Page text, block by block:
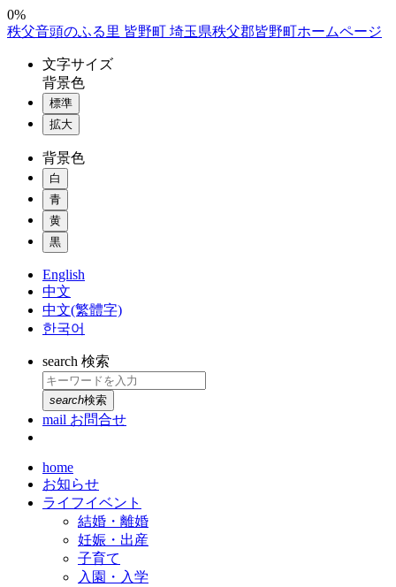
コ
ン
0%
秩父音頭のふる里 皆野町 埼玉県秩父郡皆野町ホームページ
文字サイズ
背景色
標準
拡大
背景色
白
青
黄
黒
English
中文
中文(繁體字)
한국어
search 検索
search検索
mail お問合せ
home
お知らせ
ライフイベント
結婚・離婚
妊娠・出産
子育て
入園・入学